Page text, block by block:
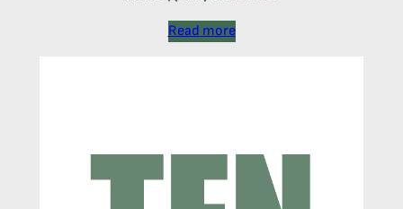
Read more